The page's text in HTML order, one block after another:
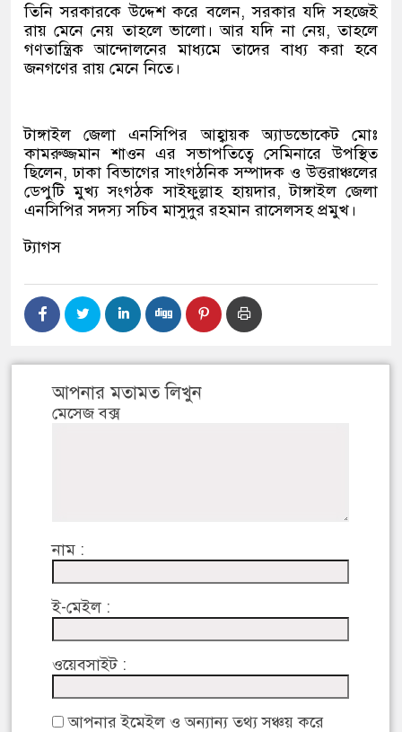
তিনি সরকারকে উদ্দেশ করে বলেন, সরকার যদি সহজেই
রায় মেনে নেয় তাহলে ভালো। আর যদি না নেয়, তাহলে
গণতান্ত্রিক আন্দোলনের মাধ্যমে তাদের বাধ্য করা হবে
জনগণের রায় মেনে নিতে।
টাঙ্গাইল জেলা এনসিপির আহ্বায়ক অ্যাডভোকেট মোঃ
কামরুজ্জমান শাওন এর সভাপতিত্বে সেমিনারে উপস্থিত
ছিলেন, ঢাকা বিভাগের সাংগঠনিক সম্পাদক ও উত্তরাঞ্চলের
ডেপুটি মুখ্য সংগঠক সাইফুল্লাহ হায়দার, টাঙ্গাইল জেলা
এনসিপির সদস্য সচিব মাসুদুর রহমান রাসেলসহ প্রমুখ।
ট্যাগস
আপনার মতামত লিখুন
মেসেজ বক্স
নাম :
ই-মেইল :
ওয়েবসাইট :
আপনার ইমেইল ও অন্যান্য তথ্য সঞ্চয় করে